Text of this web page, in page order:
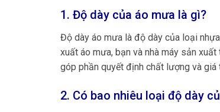
1. Độ dày của áo mưa là gì?
Độ dày áo mưa là độ dày của loại
xuất áo mưa, bạn và nhà máy sản
góp phần quyết định chất lượng và
2. Có bao nhiêu loại độ dày